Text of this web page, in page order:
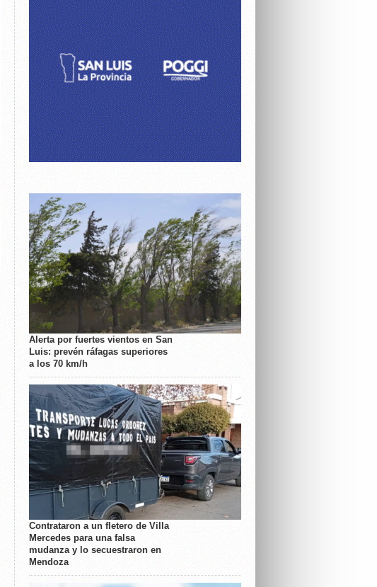
Alerta por fuertes vientos en San
Luis: prevén ráfagas superiores
a los 70 km/h
Contrataron a un fletero de Villa
Mercedes para una falsa
mudanza y lo secuestraron en
Mendoza